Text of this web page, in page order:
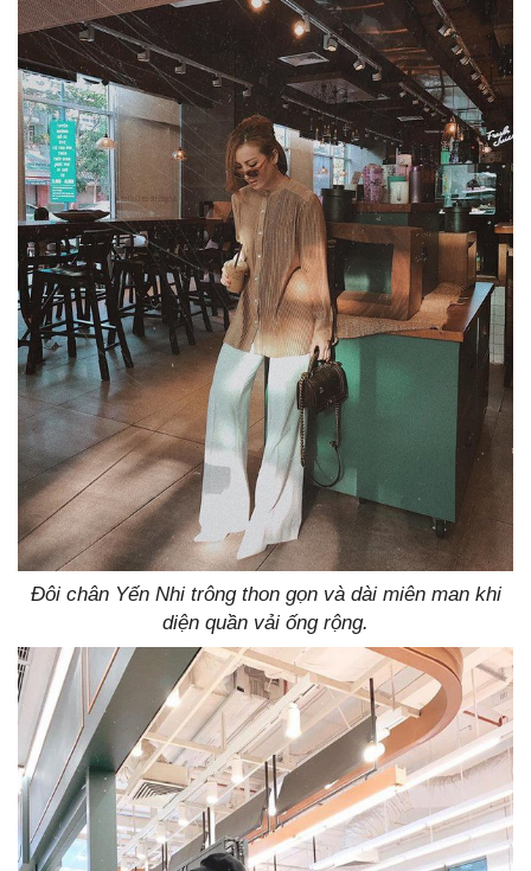
Đôi chân Yến Nhi trông thon gọn và dài miên man khi
diện quần vải ống rộng.